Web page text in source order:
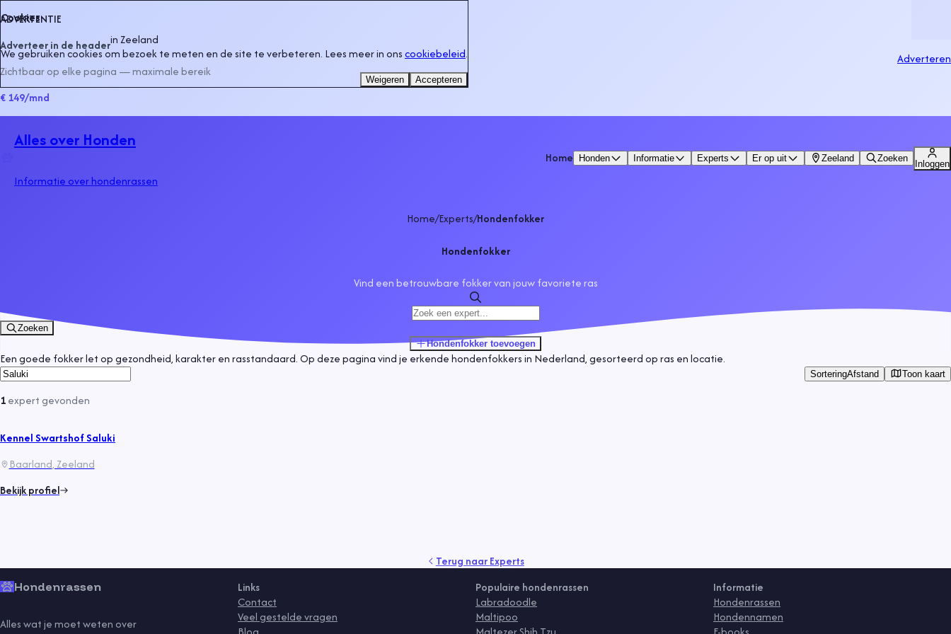
ADVERTENTIE
Adverteer in de headerinZeeland
Zichtbaar op elke pagina — maximale bereik
€ 149/mnd
Adverteren
Alles over Honden
Informatie over hondenrassen
Home Honden Informatie Experts Er op uit Zeeland Zoeken
Inloggen
Home/Experts/Hondenfokker
Hondenfokker
Vind een betrouwbare fokker van jouw favoriete ras
Zoeken
Hondenfokker toevoegen
Een goede fokker let op gezondheid, karakter en rasstandaard. Op deze pagina vind je erkende hondenfokkers in Nederland, gesorteerd op ras en locatie.
SorteringAfstand Toon kaart
1expert gevonden
Kennel Swartshof Saluki
Baarland, Zeeland
Bekijk profiel
Terug naarExperts
Hondenrassen
Alles wat je moet weten over
Links
Contact
Veel gestelde vragen
Populaire hondenrassen
Labradoodle
Maltipoo
Informatie
Hondenrassen
Hondennamen
Cookies
We gebruiken cookies om bezoek te meten en de site te verbeteren. Lees meer in onscookiebeleid.
Weigeren Accepteren